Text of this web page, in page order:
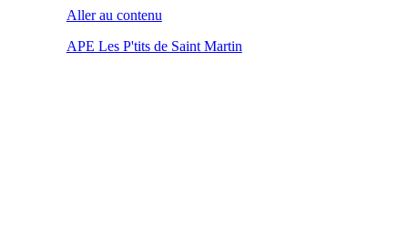
Aller au contenu
APE Les P'tits de Saint Martin